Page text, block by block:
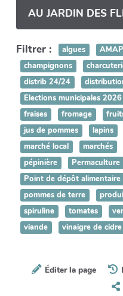
AU JARDIN DES
Filtrer : algues AMAP
champignons
distrib 24/24
Elections municipales 2026
fraises
fromage
jus de pommes
lapins
marché local
marchés
pépinière
Permaculture
Point de dépôt alimentaire
pommes de terre
spiruline
tomates
viande
vinaigre de cidre
Éditer la page